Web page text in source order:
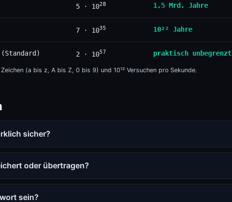
5 · 1028 1,5 Mrd. Jahre
7 · 1035 10²² Jahre
2 · 1057 praktisch unbegrenzt
(a bis z, A bis Z, 0 bis 9) und 10¹² Versuchen pro Sekunde.
sicher?
oder übertragen?
sein?